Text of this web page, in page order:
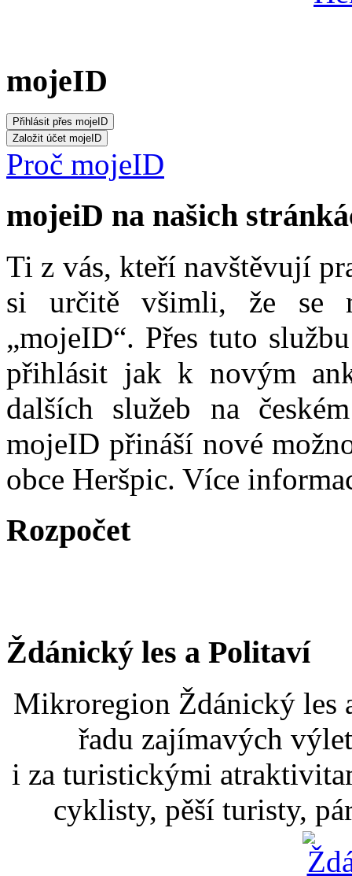
mojeID
Proč mojeID
mojeiD na našich
Ti z vás, kteří navštěvují
si určitě všimli, že se
„mojeID“. Přes tuto
přihlásit jak k novým
dalších služeb na
mojeID přináší nové
obce Heršpic. Více
Rozpočet
Ždánický les a Politaví
Mikroregion Ždánický les
řadu zajímavých
i za turistickými
cyklisty, pěší turisty,